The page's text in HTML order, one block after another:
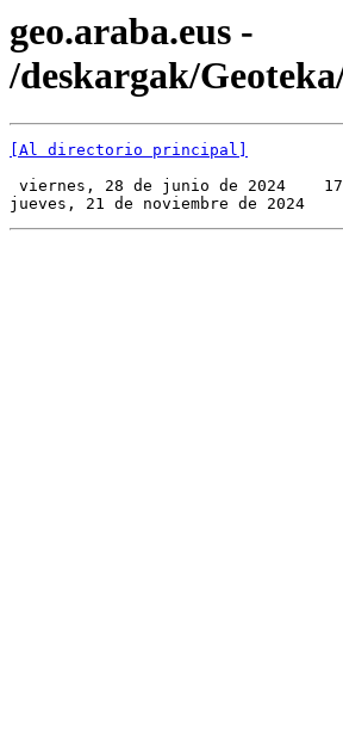
geo.araba.eus -
/deskargak/
[Al directorio principal]
viernes, 28 de junio de 2024
jueves, 21 de noviembre de